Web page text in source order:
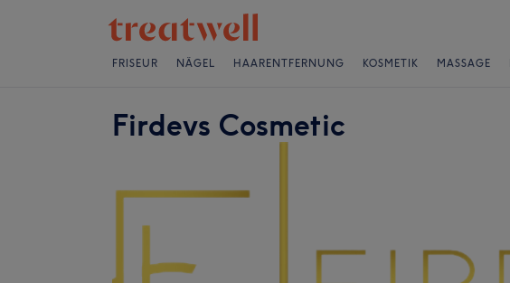
FRISEUR NÄGEL HAARENTFERNUNG KOSMETIK MASSAGE
Firdevs Cosmetic